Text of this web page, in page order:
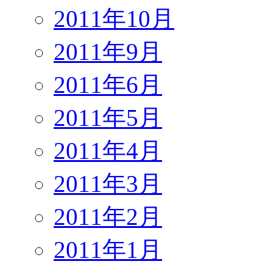
2011年10月
2011年9月
2011年6月
2011年5月
2011年4月
2011年3月
2011年2月
2011年1月